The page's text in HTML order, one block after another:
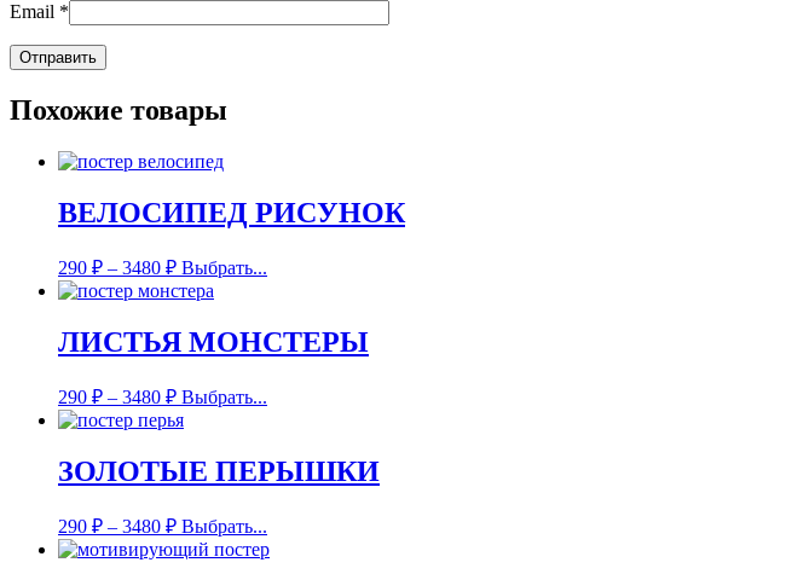
Email *
Похожие товары
ВЕЛОСИПЕД РИСУНОК
290 ₽ – 3480 ₽ Выбрать...
ЛИСТЬЯ МОНСТЕРЫ
290 ₽ – 3480 ₽ Выбрать...
ЗОЛОТЫЕ ПЕРЫШКИ
290 ₽ – 3480 ₽ Выбрать...